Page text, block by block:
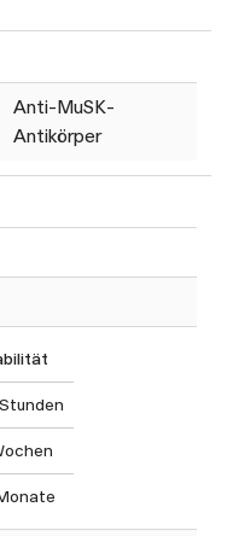
Anti-MuSK-
Antikörper